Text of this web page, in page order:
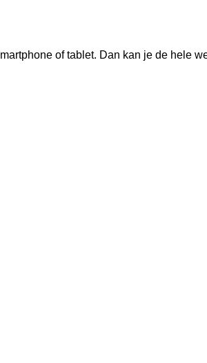
of tablet. Dan kan je de hele